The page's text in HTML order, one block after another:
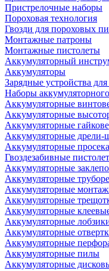
Пристрелочные наборы
Пороховая технология
Гвозди для пороховых
Монтажные патроны
Монтажные пистолеты
Аккумуляторный
Аккумуляторы
Зарядные устройства
Наборы
Аккумуляторные
Аккумуляторные
Аккумуляторные
Аккумуляторные дрели-
Аккумуляторные
Гвоздезабивные
Аккумуляторные
Аккумуляторные
Аккумуляторные
Аккумуляторные
Аккумуляторные
Аккумуляторные
Аккумуляторные
Аккумуляторные
Аккумуляторные пилы
Аккумуляторные